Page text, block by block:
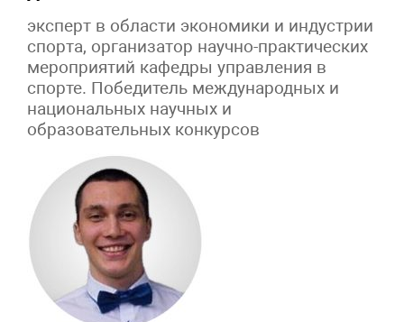
эксперт в области экономики и индустрии
спорта, организатор научно-практических
мероприятий кафедры управления в
спорте. Победитель международных и
национальных научных и
образовательных конкурсов